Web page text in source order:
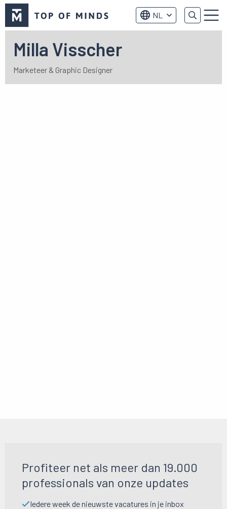
of
Minds
NL Menu
Milla Visscher
Marketeer & Graphic Designer
Profiteer net als meer dan 19.000
professionals van onze updates
Iedere week de nieuwste vacatures in je inbox